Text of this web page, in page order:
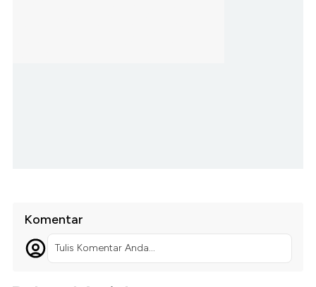
Komentar
Tulis Komentar Anda...